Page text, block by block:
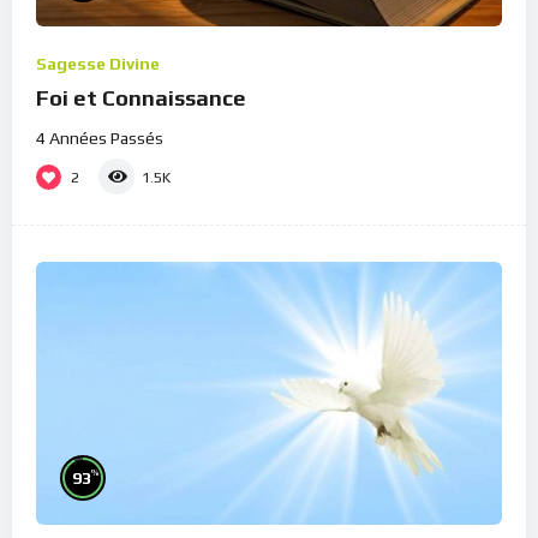
Sagesse Divine
Foi et Connaissance
4 Années Passés
2 1.5K
93%